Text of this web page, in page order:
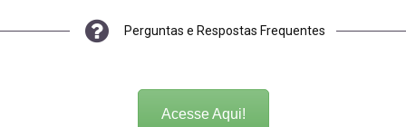
Perguntas e Respostas Frequentes
Acesse Aqui!